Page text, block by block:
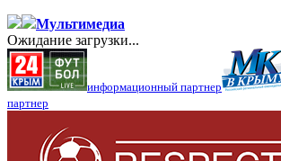
Мультимедиа
Ожидание загрузки...
информационный партнер
партнер